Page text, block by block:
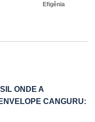
Efigênia
ONDE A
CANGURU: